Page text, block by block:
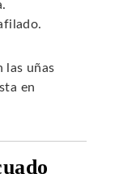
las uñas
en